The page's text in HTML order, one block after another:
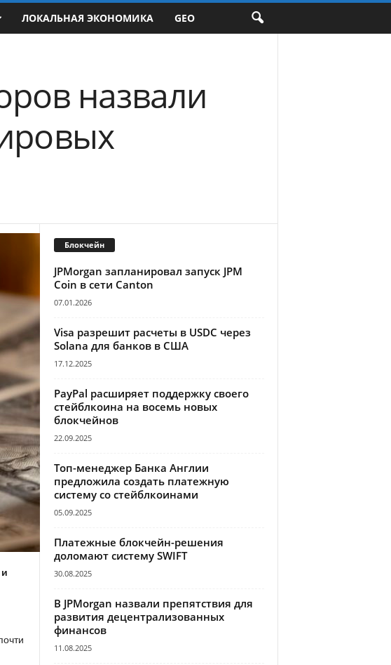
ЛОКАЛЬНАЯ ЭКОНОМИКА GEO
назвали
Блокчейн
JPMorgan запланировал запуск JPM
Coin в сети Canton
07.01.2026
Visa разрешит расчеты в USDC через
Solana для банков в США
17.12.2025
PayPal расширяет поддержку своего
стейблкоина на восемь новых
блокчейнов
22.09.2025
Топ-менеджер Банка Англии
предложила создать платежную
систему со стейблкоинами
05.09.2025
Платежные блокчейн-решения
доломают систему SWIFT
30.08.2025
В JPMorgan назвали препятствия для
развития децентрализованных
финансов
11.08.2025